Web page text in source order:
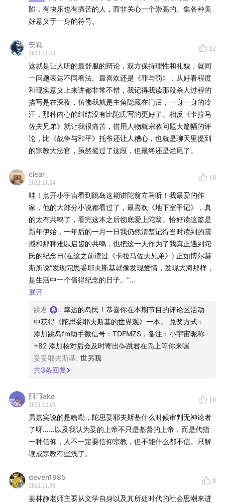
【出品人】蔡欣
【主理人】猫弟
【节目编辑】何润哲 黄鱼
【后期制作】AURA.pote
片头 上海复兴方案 - Queen of Sports
片尾 上海复兴方案 - Spring in a Small Town
【视觉设计】孙晓曦 王尊一
陷，有快乐也有痛苦的人，而非关心一个崇高的、集各种美
好意义于一身的符号。
安真
2021.11.24
12
这就是让人听的最舒服的辩论，双方保持理性和礼貌，就同
一问题表达不同看法。最喜欢还是《罪与罚》，从好看程度
和现实意义上来讲都非常不错，我记得我读那段杀人过程的
描写是在深夜，仿佛我就是主角隐藏在门后，一身一身的冷
汗，那种内心的纠结没有比陀氏写的更好了。相反《卡拉马
佐夫兄弟》就让我很痛苦，借用人物就宗教问题大篇幅的评
论，比《战争与和平》托爷还让人糟心，也就是聊天里提到
的宗教大法官，虽然挺过了这段，但最终还是烂尾了。
clear_
2021.11.24
10
哇！点开小宇宙看到跳岛这期讲陀翁立马听！我最爱的作
家，他的大部分小说都看过了，最喜欢《地下室手记》，真
的太有共鸣了，看完这本之后彻底爱上陀翁。恰好读这篇是
新年伊始，一年后的一月一日我仍然清楚记得当时读到的震
撼和那种难以启齿的共鸣，也把这一天作为了我真正遇到陀
氏的纪念日(在这之前读过《卡拉马佐夫兄弟》) 正如博尔赫
斯所说“发现陀思妥耶夫斯基就像发现爱情，发现大海那样，
是生活中一个值得纪念的日子。”
同小说中的地下人一样，我不满足于物质享受，想要创造出
败。太精准了，太绝妙了，他的作品是一面镜子，让我看到
并接受了自己的很多面，它冷静地敲击着我的灵魂，使我颤
抖，使我恐惧，使我无处可逃，在对自己的不断拷问中得到
强烈的快感。 ​
在本科毕业论文的致谢里，我这样写道“感谢我最喜欢的作家
陀思妥耶夫斯基给予我慰藉与力量，使我的灵魂得以扩展”我
展开
跳君 : 幸运的岛民！恭喜你在本期节目的评论区活动
中获得《陀思妥耶夫斯基的世界观》一本。 兑奖方式：
添加跳岛fm助手微信号：TDFMZS，备注：小宇宙昵称
+82 添加核对后会及时寄出🥳跳君在岛上等你来喔
妥妥耶夫斯基: 世另我
共3条回复
阿珂ake
2021.12.03
10
男嘉宾说的是啥嘞，陀思妥耶夫斯基什么时候审判无神论者
了呀……以及我认为妥的上帝不只是基督的上帝，而是代指
一种信仰，人不一定要信仰宗教，但不能什么都不信。只解
读成宗教有些浅了。
deven1985
2021.11.30
8
姜林静老师主要从文学自身以及其所处时代的社会思潮来进